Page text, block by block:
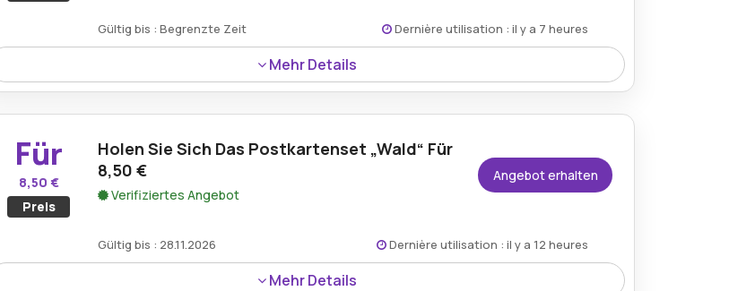
Gültig bis : Begrenzte Zeit Dernière utilisation : il y a 7 heures
Mehr Details
Genießen Sie 50 % Rabatt auf die Postcard Polar mit dem Fleuriscoeur-Gutschein, der ein
bezauberndes und künstlerisches, vom Winter inspiriertes Design aufweist. Diese wunderschön
Sammeln einzigartiger Briefpapiere.
Für
8,50 €
Preis
Holen Sie Sich Das Postkartenset „Wald“ Für
8,50 €
Verifiziertes Angebot
Angebot erhalten
Gültig bis : 28.11.2026 Dernière utilisation : il y a 12 heures
Mehr Details